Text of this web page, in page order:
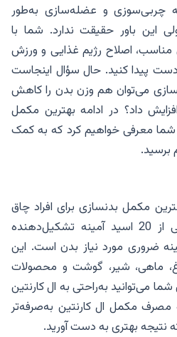
چربی‌سوزی و عضله‌سازی به‌طور
این باور حقیقت ندارد. شما با
اصلاح رژیم غذایی و ورزش
پیدا کنید. حال سؤال اینجاست
می‌توان هم وزن بدن را کاهش
داد؟ در ادامه بهترین مکمل
شما معرفی خواهیم کرد که به کمک
برسید.
مکمل بدنسازی برای افراد چاق
قرار می‌گیرد. ال کارنتین یکی از 20 اسید آمینه تشکیل‌دهنده
از 9 آسید آمینه ضروری مورد نیاز بدن است. این
ماهی، شیر، گوشت و محصولات
می‌توانید به‌راحتی به ال کارنتین
مصرف مکمل ال کارنتین به‌صرفه‌تر
بهتری به دست آورید.